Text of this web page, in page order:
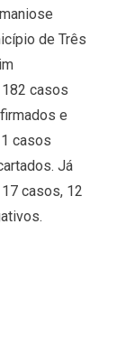
de Três
182 casos
e
casos
Já
casos, 12